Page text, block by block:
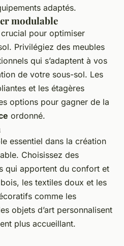
adaptés.
modulable
pour optimiser
Privilégiez des meubles
qui s’adaptent à vos
de votre sous-sol. Les
et les étagères
options pour gagner de la
ordonné.
essentiel dans la création
Choisissez des
qui apportent du confort et
les textiles doux et les
comme les
objets d’art personnalisent
plus accueillant.